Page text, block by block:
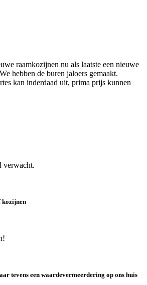
raamkozijnen nu als laatste een nieuwe
hebben de buren jaloers gemaakt.
kan inderdaad uit, prima prijs kunnen
verwacht.
kozijnen
tevens een waardevermeerdering op ons huis